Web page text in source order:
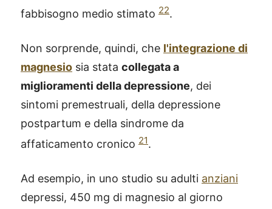
fabbisogno medio stimato 22.
Non sorprende, quindi, che l'integrazione di
magnesio sia stata collegata a
miglioramenti della depressione, dei
sintomi premestruali, della depressione
postpartum e della sindrome da
affaticamento cronico 21.
Ad esempio, in uno studio su adulti anziani
depressi, 450 mg di magnesio al giorno